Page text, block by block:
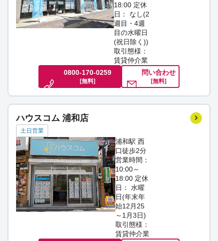
18:00 定休
日： なし(2
週目・4週
目の水曜日
(祝日除く))
取引態様：
賃貸仲介業
0800-170-0259
[無料]
問い合わせ
[無料]
ハウスコム 浦和店
土日営業
浦和駅 西
口徒歩2分
営業時間：
10:00～
18:00 定休
日： 水曜
日(年末年
始12月25
～1月3日)
取引態様：
賃貸仲介業